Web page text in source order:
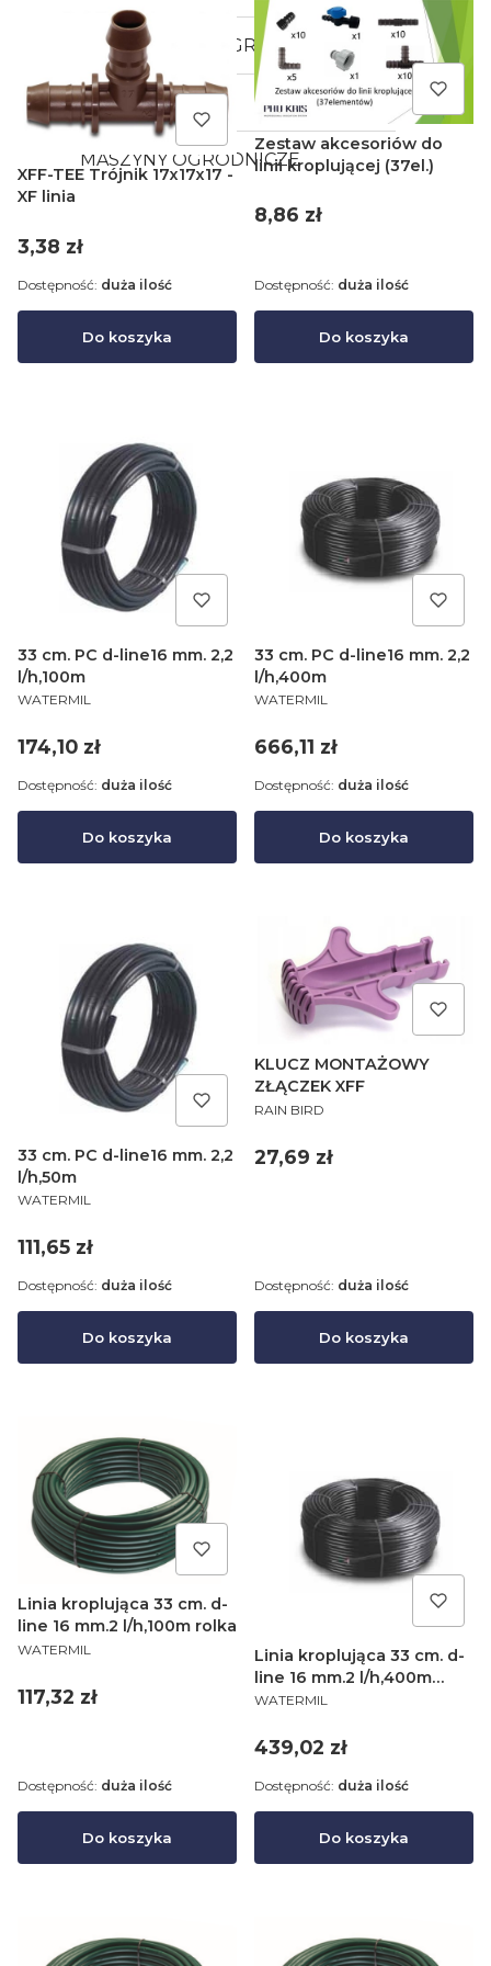
OŚWIETLENIA OGRODOWE
ART. GUMOWE
MASZYNY OGRODNICZE
XFF-TEE Trójnik 17x17x17 -
XF linia
Cena
3,38 zł
Do koszyka
Dostępność: duża ilość
Zestaw akcesoriów do
linii kroplującej (37el.)
Cena
8,86 zł
Do koszyka
Dostępność: duża ilość
33 cm. PC d-line16 mm. 2,2
l/h,100m
PRODUCENT
WATERMIL
Cena
174,10 zł
Do koszyka
Dostępność: duża ilość
33 cm. PC d-line16 mm. 2,2
l/h,400m
PRODUCENT
WATERMIL
Cena
666,11 zł
Do koszyka
Dostępność: duża ilość
33 cm. PC d-line16 mm. 2,2
l/h,50m
PRODUCENT
WATERMIL
Cena
111,65 zł
Do koszyka
Dostępność: duża ilość
KLUCZ MONTAŻOWY
ZŁĄCZEK XFF
PRODUCENT
RAIN BIRD
Cena
27,69 zł
Do koszyka
Dostępność: duża ilość
Linia kroplująca 33 cm. d-
line 16 mm.2 l/h,100m rolka
PRODUCENT
WATERMIL
Cena
117,32 zł
Do koszyka
Dostępność: duża ilość
Linia kroplująca 33 cm. d-
line 16 mm.2 l/h,400m
rolka
PRODUCENT
WATERMIL
Cena
439,02 zł
Do koszyka
Dostępność: duża ilość